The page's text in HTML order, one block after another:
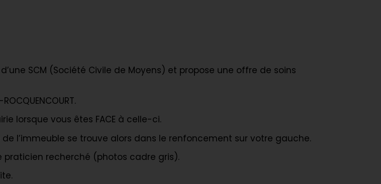
SCM (Société Civile de Moyens) et propose une offre de soins
lorsque vous êtes FACE à celle-ci.
l’immeuble se trouve alors dans le renfoncement sur votre gauche.
recherché (photos cadre gris).